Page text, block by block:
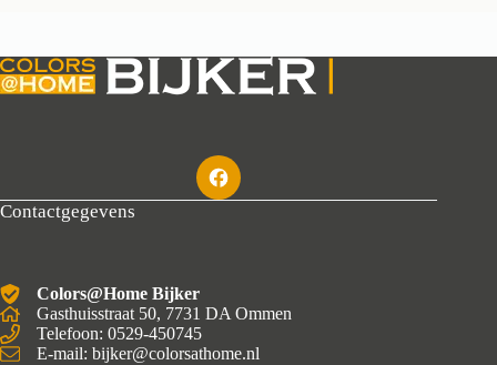
Contactgegevens
Colors@Home Bijker
Gasthuisstraat 50, 7731 DA Ommen
Telefoon: 0529-450745
E-mail: bijker@colorsathome.nl